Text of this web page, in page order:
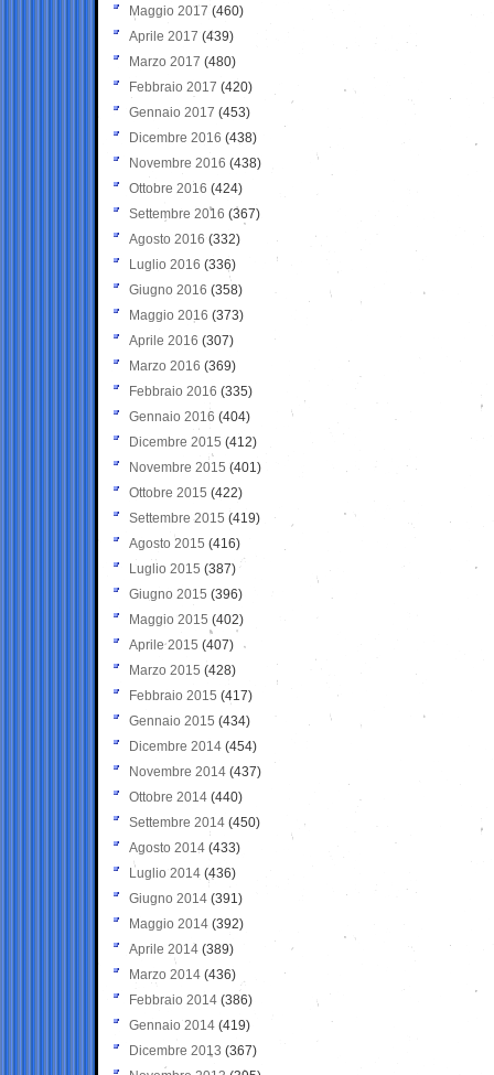
Maggio 2017 (460)
Aprile 2017 (439)
Marzo 2017 (480)
Febbraio 2017 (420)
Gennaio 2017 (453)
Dicembre 2016 (438)
Novembre 2016 (438)
Ottobre 2016 (424)
Settembre 2016 (367)
Agosto 2016 (332)
Luglio 2016 (336)
Giugno 2016 (358)
Maggio 2016 (373)
Aprile 2016 (307)
Marzo 2016 (369)
Febbraio 2016 (335)
Gennaio 2016 (404)
Dicembre 2015 (412)
Novembre 2015 (401)
Ottobre 2015 (422)
Settembre 2015 (419)
Agosto 2015 (416)
Luglio 2015 (387)
Giugno 2015 (396)
Maggio 2015 (402)
Aprile 2015 (407)
Marzo 2015 (428)
Febbraio 2015 (417)
Gennaio 2015 (434)
Dicembre 2014 (454)
Novembre 2014 (437)
Ottobre 2014 (440)
Settembre 2014 (450)
Agosto 2014 (433)
Luglio 2014 (436)
Giugno 2014 (391)
Maggio 2014 (392)
Aprile 2014 (389)
Marzo 2014 (436)
Febbraio 2014 (386)
Gennaio 2014 (419)
Dicembre 2013 (367)